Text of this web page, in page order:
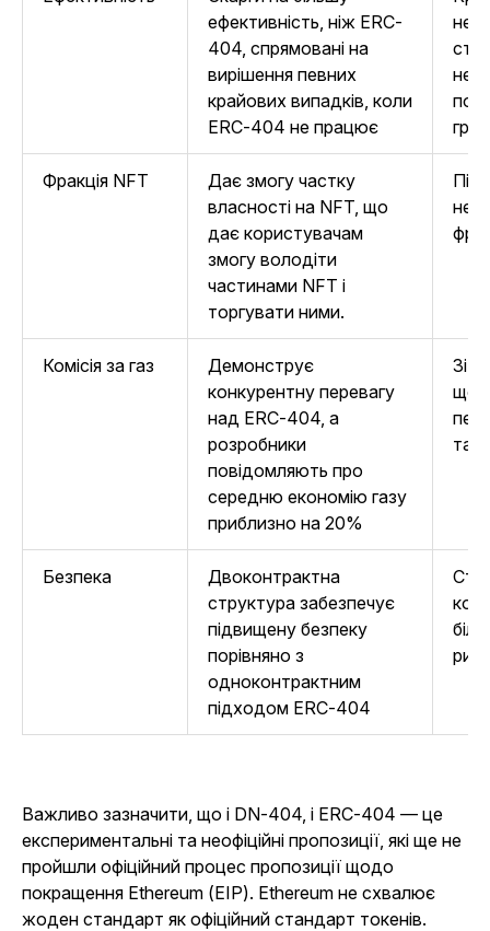
ефективність, ніж ERC-
404, спрямовані на
вирішення певних
крайових випадків, коли
ERC-404 не працює
Фракція NFT
Дає змогу частку
власності на NFT, що
дає користувачам
змогу володіти
частинами NFT і
торгувати ними.
Комісія за газ
Демонструє
конкурентну перевагу
над ERC-404, а
розробники
повідомляють про
середню економію газу
приблизно на 20%
та
Безпека
Двоконтрактна
структура забезпечує
підвищену безпеку
порівняно з
одноконтрактним
підходом ERC-404
Важливо зазначити, що і DN-404, і ERC-404 — це
експериментальні та неофіційні пропозиції, які ще не
пройшли офіційний процес пропозиції щодо
покращення Ethereum (EIP). Ethereum не схвалює
жоден стандарт як офіційний стандарт токенів.